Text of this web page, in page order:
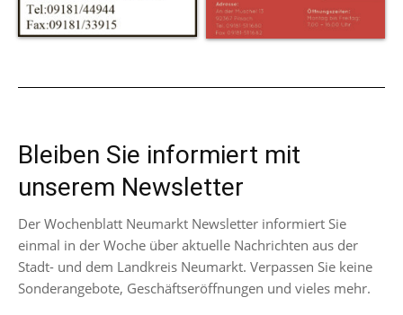
Bleiben Sie informiert mit
unserem Newsletter
Der Wochenblatt Neumarkt Newsletter informiert Sie
einmal in der Woche über aktuelle Nachrichten aus der
Stadt- und dem Landkreis Neumarkt. Verpassen Sie keine
Sonderangebote, Geschäftseröffnungen und vieles mehr.